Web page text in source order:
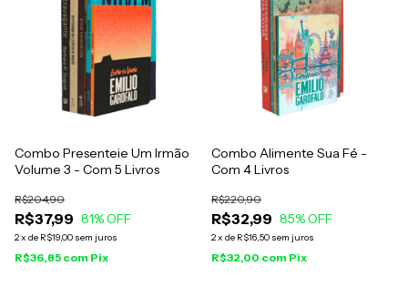
Combo Presenteie Um Irmão
Volume 3 - Com 5 Livros
R$37,99
R$204,90
81% OFF
2x de R$19,00 sem juros
R$36,85 com Pix
Combo Alimente Sua Fé -
Com 4 Livros
R$32,99
R$220,90
85% OFF
2x de R$16,50 sem juros
R$32,00 com Pix